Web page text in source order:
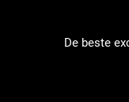
De beste